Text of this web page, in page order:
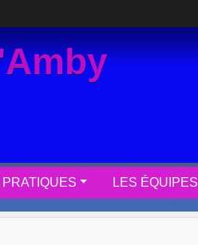
PRATIQUES LES ÉQUIPES